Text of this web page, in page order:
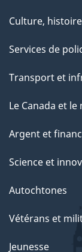
Culture,
Services de
Transport et
Le Canada et le
Argent et
Science et
Autochtones
Vétérans et
Jeunesse